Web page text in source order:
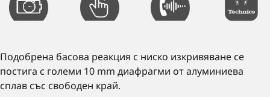
Подобрена басова реакция с ниско изкривяване се
постига с големи 10 mm диафрагми от алуминиева
сплав със свободен край.